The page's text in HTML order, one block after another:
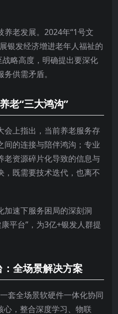
老发展。2024年“1号文
银发经济增进老年人福祉的
略高度，明确提出要深化
供需矛盾。
老“三大鸿沟”
会上指出，当前养老服务存
间的连接与陪伴鸿沟；专业
老资源碎片化导致的信息与
，既需要技术迭代，也离不
加速下服务困局的深刻洞
平台”，为3亿+银发人群提
全场景解决方案
套全场景软硬件一体化协同
心，整合深度学习、物联